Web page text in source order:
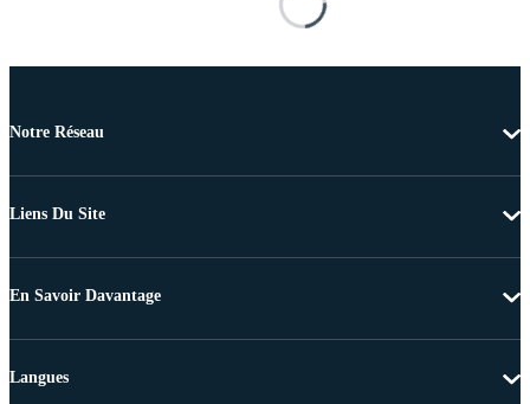
Notre Réseau
Liens Du Site
En Savoir Davantage
Langues